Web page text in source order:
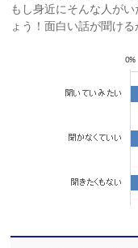
もし身近にそんな人が
ょう！面白い話が聞ける